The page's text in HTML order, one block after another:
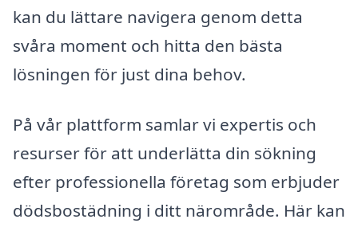
kan du lättare navigera genom detta
svåra moment och hitta den bästa
lösningen för just dina behov.
På vår plattform samlar vi expertis och
resurser för att underlätta din sökning
efter professionella företag som erbjuder
dödsbostädning i ditt närområde. Här kan